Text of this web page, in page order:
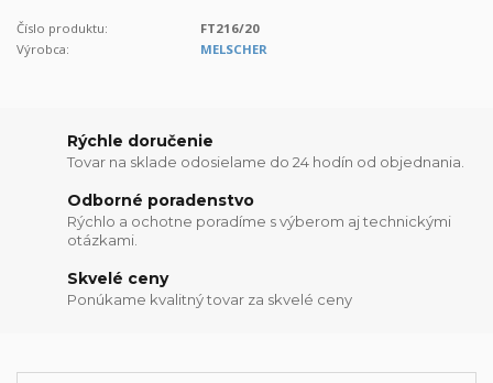
Číslo produktu:
FT216/20
Výrobca:
MELSCHER
Rýchle doručenie
Tovar na sklade odosielame do 24 hodín od objednania.
Odborné poradenstvo
Rýchlo a ochotne poradíme s výberom aj technickými
otázkami.
Skvelé ceny
Ponúkame kvalitný tovar za skvelé ceny